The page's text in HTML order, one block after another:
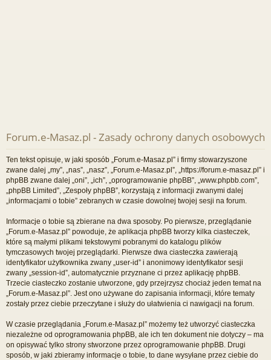
Forum.e-Masaz.pl - Zasady ochrony danych osobowych
Ten tekst opisuje, w jaki sposób „Forum.e-Masaz.pl” i firmy stowarzyszone
zwane dalej „my”, „nas”, „nasz”, „Forum.e-Masaz.pl”, „https://forum.e-masaz.pl” i
phpBB zwane dalej „oni”, „ich”, „oprogramowanie phpBB”, „www.phpbb.com”,
„phpBB Limited”, „Zespoły phpBB”, korzystają z informacji zwanymi dalej
„informacjami o tobie” zebranych w czasie dowolnej twojej sesji na forum.
Informacje o tobie są zbierane na dwa sposoby. Po pierwsze, przeglądanie
„Forum.e-Masaz.pl” powoduje, że aplikacja phpBB tworzy kilka ciasteczek,
które są małymi plikami tekstowymi pobranymi do katalogu plików
tymczasowych twojej przeglądarki. Pierwsze dwa ciasteczka zawierają
identyfikator użytkownika zwany „user-id” i anonimowy identyfikator sesji
zwany „session-id”, automatycznie przyznane ci przez aplikację phpBB.
Trzecie ciasteczko zostanie utworzone, gdy przejrzysz chociaż jeden temat na
„Forum.e-Masaz.pl”. Jest ono używane do zapisania informacji, które tematy
zostały przez ciebie przeczytane i służy do ułatwienia ci nawigacji na forum.
W czasie przeglądania „Forum.e-Masaz.pl” możemy też utworzyć ciasteczka
niezależne od oprogramowania phpBB, ale ich ten dokument nie dotyczy – ma
on opisywać tylko strony stworzone przez oprogramowanie phpBB. Drugi
sposób, w jaki zbieramy informacje o tobie, to dane wysyłane przez ciebie do